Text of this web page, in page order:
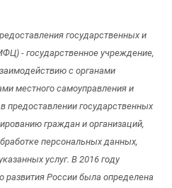
государственных и
- государственное учреждение,
с органами
местного самоуправления и
предоставлении государственных
граждан и организаций,
персональных данных,
услуг. В 2016 году
развития России была определена